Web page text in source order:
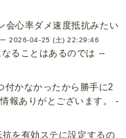
会心率ダメ速度抵抗みたい
--2026-04-25 (土) 22:29:46
ることはあるのでは --
付かなかったから勝手に2
報ありがとございます。 -
を有効ステに設定するの